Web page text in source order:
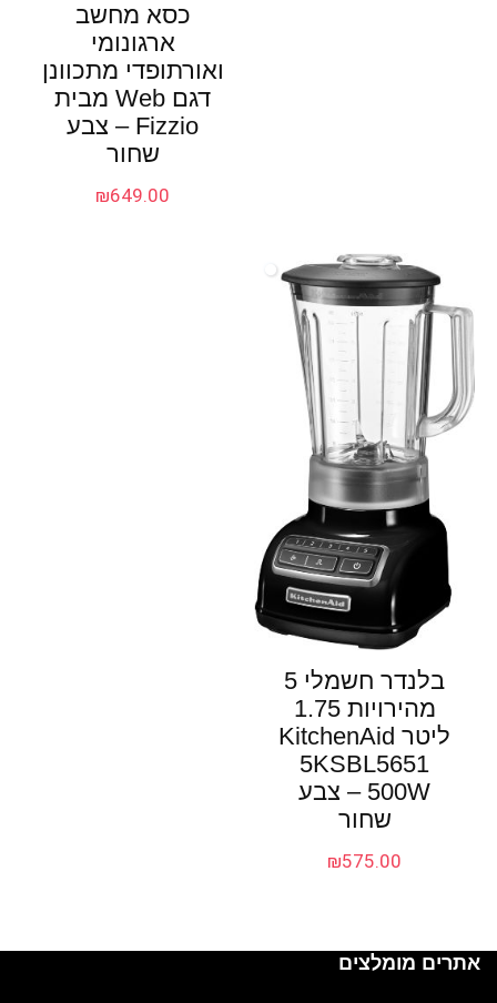
כסא מחשב
ארגונומי
ואורתופדי מתכוונן
דגם Web מבית
Fizzio – צבע
שחור
₪649.00
בלנדר חשמלי 5
מהירויות 1.75
ליטר KitchenAid
5KSBL5651
500W – צבע
שחור
₪575.00
אתרים מומלצים